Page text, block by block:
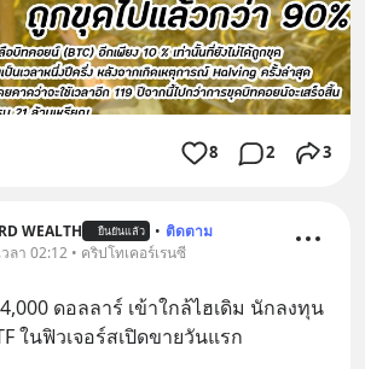
8 2 3
WEALTH ยืนยันแล้ว • ติดตาม
ลา 02:12 • คริปโทเคอร์เรนซี
ดอลลาร์ เข้าใกล้ไฮเดิม นักลงทุน
ในฟิวเจอร์สเปิดขายวันแรก